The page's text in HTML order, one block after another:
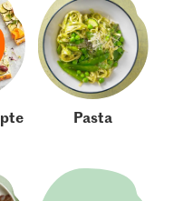
Pasta